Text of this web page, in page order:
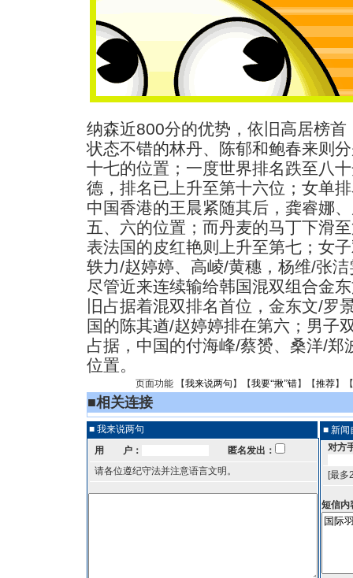
纳森近800分的优势，依旧高居榜
状态不错的林丹、陈郁和鲍春来则
十七的位置；一度世界排名跌至八
德，排名已上升至第十六位；女单
中国香港的王晨紧随其后，龚睿娜
五、六的位置；而丹麦的马丁下滑
表法国的皮红艳则上升至第七；女
轶力/赵婷婷、高崚/黄穗，杨维/张
尽管近来连续输给韩国混双组合金
旧占据着混双排名首位，金东文/罗
国的陈其遒/赵婷婷排在第六；男子
占据，中国的付海峰/蔡赟、桑洋/郑
位置。
页面功能 【我来说两句 】【我要“揪”错】【推荐】
■相关连接
■ 我来说两句
用 户：
匿名发出：
请各位遵纪守法并注意语言文明。
■ 新闻
对方
[最多
短信内